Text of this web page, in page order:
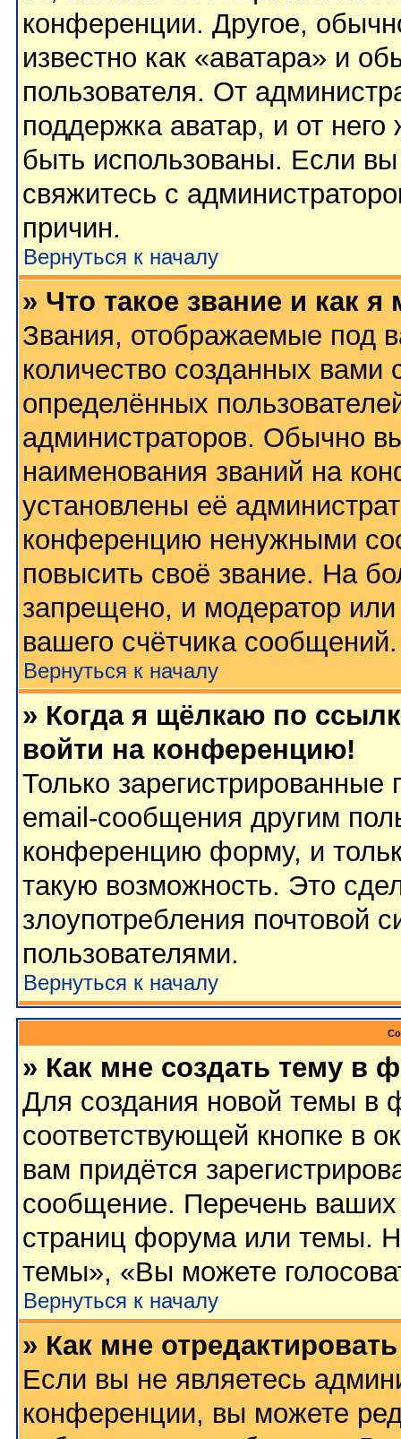
конференции. Другое,
известно как «аватара» и
пользователя. От
поддержка аватар, и от него
быть использованы. Если
свяжитесь с
причин.
Вернуться к началу
» Что такое звание и как я
Звания, отображаемые под
количество созданных
определённых
администраторов. Обычно
наименования званий на
установлены её
конференцию ненужными
повысить своё звание. На
запрещено, и модератор или
вашего счётчика сообщений.
Вернуться к началу
» Когда я щёлкаю по
войти на конференцию!
Только зарегистрированные
email-сообщения другим
конференцию форму, и
такую возможность. Это
злоупотребления почтовой
пользователями.
Вернуться к началу
» Как мне создать тему в
Для создания новой темы в
соответствующей кнопке в
вам придётся
сообщение. Перечень ваших
страниц форума или темы.
темы», «Вы можете
Вернуться к началу
» Как мне
Если вы не являетесь
конференции, вы можете